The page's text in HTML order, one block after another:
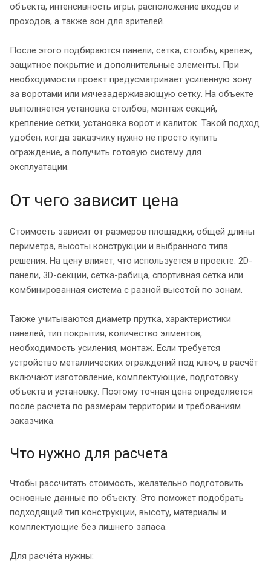
объекта, интенсивность игры, расположение входов и
проходов, а также зон для зрителей.
После этого подбираются панели, сетка, столбы, крепёж,
защитное покрытие и дополнительные элементы. При
необходимости проект предусматривает усиленную зону
за воротами или мячезадерживающую сетку. На объекте
выполняется установка столбов, монтаж секций,
крепление сетки, установка ворот и калиток. Такой подход
удобен, когда заказчику нужно не просто купить
ограждение, а получить готовую систему для
эксплуатации.
От чего зависит цена
Стоимость зависит от размеров площадки, общей длины
периметра, высоты конструкции и выбранного типа
решения. На цену влияет, что используется в проекте: 2D-
панели, 3D-секции, сетка-рабица, спортивная сетка или
комбинированная система с разной высотой по зонам.
Также учитываются диаметр прутка, характеристики
панелей, тип покрытия, количество элментов,
необходимость усиления, монтаж. Если требуется
устройство металлических ограждений под ключ, в расчёт
включают изготовление, комплектующие, подготовку
объекта и установку. Поэтому точная цена определяется
после расчёта по размерам территории и требованиям
заказчика.
Что нужно для расчета
Чтобы рассчитать стоимость, желательно подготовить
основные данные по объекту. Это поможет подобрать
подходящий тип конструкции, высоту, материалы и
комплектующие без лишнего запаса.
Для расчёта нужны: